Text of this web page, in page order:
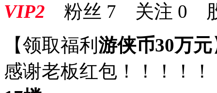
VIP2 粉丝 7 关注 0
【领取福利 游侠币30万元
感谢老板红包！！！！！